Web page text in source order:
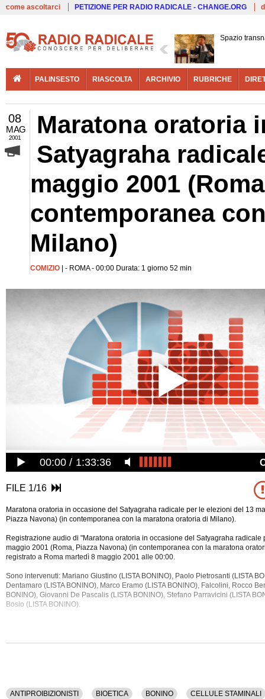
come ascoltarci PETIZIONE PER RADIO RADICALE - CHANGE.ORG
Spazio
PALINSESTO RIASCOLTA ARCHIVIO RUBRICHE
08
MAG
2001
Maratona oratoria
Satyagraha
maggio 2001
contemporanea
Milano)
COMIZIO | - ROMA - 00:00 Durata: 1 giorno 52 min
00:00 1:33:36
FILE 1/16
Maratona oratoria in occasione del Satyagraha radicale per le elezioni del 13
Piazza Navona) (in contemporanea con la maratona oratoria di Milano).
Registrazione audio di "Maratona oratoria in occasione del Satyagraha radicale
maggio 2001 (Roma, Piazza Navona) (in contemporanea con la maratona
registrato a Roma martedì 8 maggio 2001 alle 00:00.
Sono intervenuti: Mariano Giustino (LISTA BONINO), Paolo Pietrosanti (LISTA
Dentamaro (LISTA BONINO), Marco Eramo (LISTA BONINO), Falcolini, Rocco
BONINO), Giovanni De Pascalis (LISTA BONINO), Stefano Parravicini (LISTA
Bosio (LISTA BONINO).
Informazione, Liberalismo, Lista Bonino, Milano, Nonviolenza, Par Condicio,
ANTIPROIBIZIONISTI BIOETICA BONINO CELLULE STAMINALI